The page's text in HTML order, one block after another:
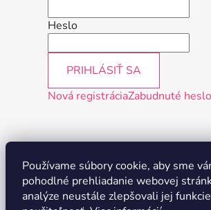
Používame súbory cookie, aby sme
pohodlné prehliadanie webovej
analýze neustále zlepšovali jej
Heslo
PRIHLÁSIŤ SA
Nová registráciaZabudnuté heslo